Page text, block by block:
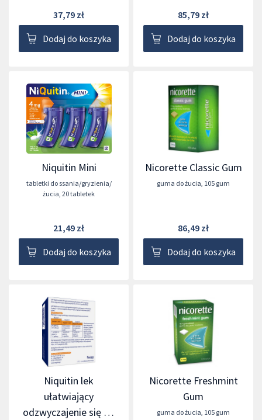
37,79 zł
Dodaj do koszyka
85,79 zł
Dodaj do koszyka
Niquitin Mini
tabletki do ssania/gryzienia/
żucia, 20 tabletek
21,49 zł
Dodaj do koszyka
Nicorette Classic Gum
guma do żucia, 105 gum
86,49 zł
Dodaj do koszyka
Niquitin lek
ułatwiający
odzwyczajenie się od
Nicorette Freshmint
Gum
guma do żucia, 105 gum